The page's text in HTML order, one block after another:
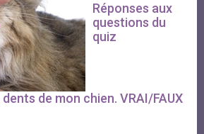
Réponses aux
questions du
quiz
de mon chien. VRAI/FAUX